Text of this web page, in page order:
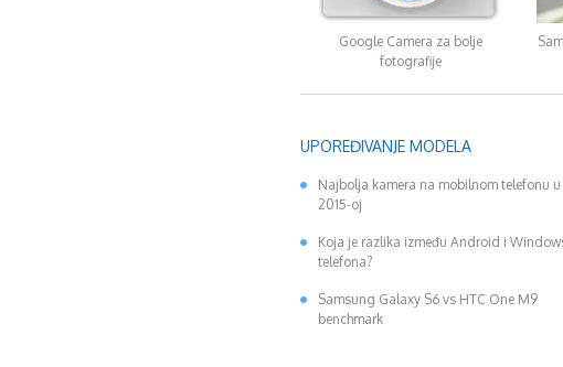
Google Camera za bolje
fotografije
UPOREĐIVANJE MODELA
Najbolja kamera na mobilnom telefonu u
2015-oj
Koja je razlika između Android i
telefona?
Samsung Galaxy S6 vs HTC One M9
benchmark